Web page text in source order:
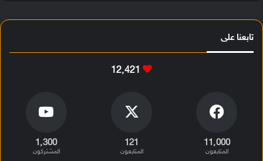
تابعنا على
12٬421
11٬000
المتابعون
121
المتابعون
1٬300
المشتركون